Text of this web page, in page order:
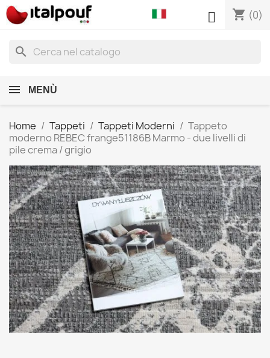
shopping_cart (0)

search
MENÙ
Home Tappeti Tappeti Moderni
Tappeto
moderno REBEC frange51186B Marmo - due livelli di
pile crema / grigio